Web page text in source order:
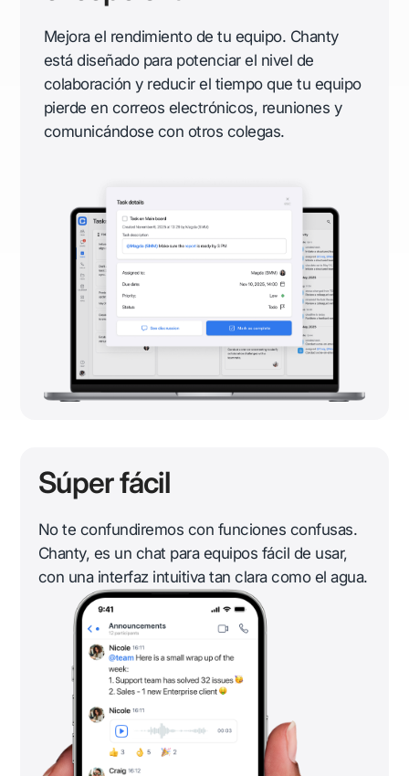
Mejora el rendimiento de tu equipo. Chanty
está diseñado para potenciar el nivel de
colaboración y reducir el tiempo que tu equipo
pierde en correos electrónicos, reuniones y
comunicándose con otros colegas.
Súper fácil
No te confundiremos con funciones confusas.
Chanty, es un chat para equipos fácil de usar,
con una interfaz intuitiva tan clara como el agua.